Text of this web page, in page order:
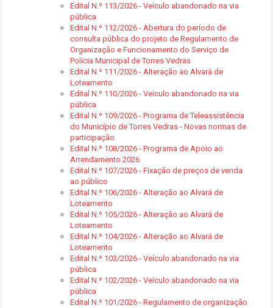
Edital N.º 113/2026 - Veículo abandonado na via
pública
Edital N.º 112/2026 - Abertura do período de
consulta pública do projeto de Regulamento de
Organização e Funcionamento do Serviço de
Polícia Municipal de Torres Vedras
Edital N.º 111/2026 - Alteração ao Alvará de
Loteamento
Edital N.º 110/2026 - Veículo abandonado na via
pública
Edital N.º 109/2026 - Programa de Teleassistência
do Município de Torres Vedras - Novas normas de
participação
Edital N.º 108/2026 - Programa de Apoio ao
Arrendamento 2026
Edital N.º 107/2026 - Fixação de preços de venda
ao público
Edital N.º 106/2026 - Alteração ao Alvará de
Loteamento
Edital N.º 105/2026 - Alteração ao Alvará de
Loteamento
Edital N.º 104/2026 - Alteração ao Alvará de
Loteamento
Edital N.º 103/2026 - Veículo abandonado na via
pública
Edital N.º 102/2026 - Veículo abandonado na via
pública
Edital N.º 101/2026 - Regulamento de organização